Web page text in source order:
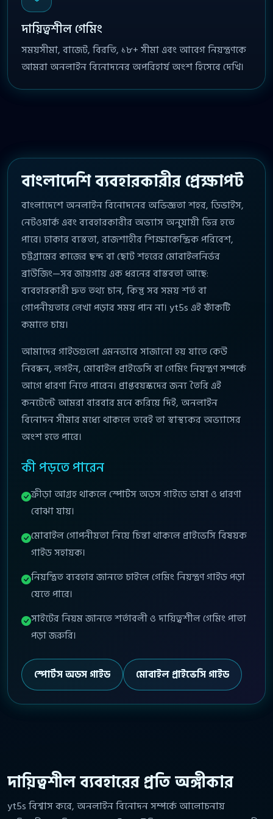
দায়িত্বশীল গেমিং
সময়সীমা, বাজেট, বিরতি, ১৮+ সীমা এবং আবেগ নিয়ন্ত্রণকে
আমরা অনলাইন বিনোদনের অপরিহার্য অংশ হিসেবে দেখি।
বাংলাদেশি ব্যবহারকারীর প্রেক্ষাপট
বাংলাদেশে অনলাইন বিনোদনের অভিজ্ঞতা শহর, ডিভাইস,
নেটওয়ার্ক এবং ব্যবহারকারীর অভ্যাস অনুযায়ী ভিন্ন হতে
পারে। ঢাকার ব্যস্ততা, রাজশাহীর শিক্ষাকেন্দ্রিক পরিবেশ,
চট্টগ্রামের কাজের ছন্দ বা ছোট শহরের মোবাইলনির্ভর
ব্রাউজিং—সব জায়গায় এক ধরনের বাস্তবতা আছে:
ব্যবহারকারী দ্রুত তথ্য চান, কিন্তু সব সময় শর্ত বা
গোপনীয়তার লেখা পড়ার সময় পান না। yt5s এই ফাঁকটি
কমাতে চায়।
আমাদের গাইডগুলো এমনভাবে সাজানো হয় যাতে কেউ
নিবন্ধন, লগইন, মোবাইল প্রাইভেসি বা গেমিং নিয়ন্ত্রণ সম্পর্কে
আগে ধারণা নিতে পারেন। প্রাপ্তবয়স্কদের জন্য তৈরি এই
কনটেন্টে আমরা বারবার মনে করিয়ে দিই, অনলাইন
বিনোদন সীমার মধ্যে থাকলে তবেই তা স্বাস্থ্যকর অভ্যাসের
অংশ হতে পারে।
কী পড়তে পারেন
ক্রীড়া আগ্রহ থাকলে স্পোর্টস অডস গাইডে ভাষা ও ধারণা
বোঝা যায়।
মোবাইল গোপনীয়তা নিয়ে চিন্তা থাকলে প্রাইভেসি বিষয়ক
গাইড সহায়ক।
নিয়ন্ত্রিত ব্যবহার জানতে চাইলে গেমিং নিয়ন্ত্রণ গাইড পড়া
যেতে পারে।
সাইটের নিয়ম জানতে শর্তাবলী ও দায়িত্বশীল গেমিং পাতা
পড়া জরুরি।
স্পোর্টস অডস গাইড মোবাইল প্রাইভেসি গাইড
দায়িত্বশীল ব্যবহারের প্রতি অঙ্গীকার
yt5s বিশ্বাস করে, অনলাইন বিনোদন সম্পর্কে আলোচনায়